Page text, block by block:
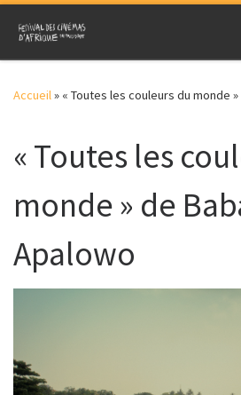
Skip to content
Accueil» « Toutes les couleurs du monde
« Toutes les
monde » de
Apalowo